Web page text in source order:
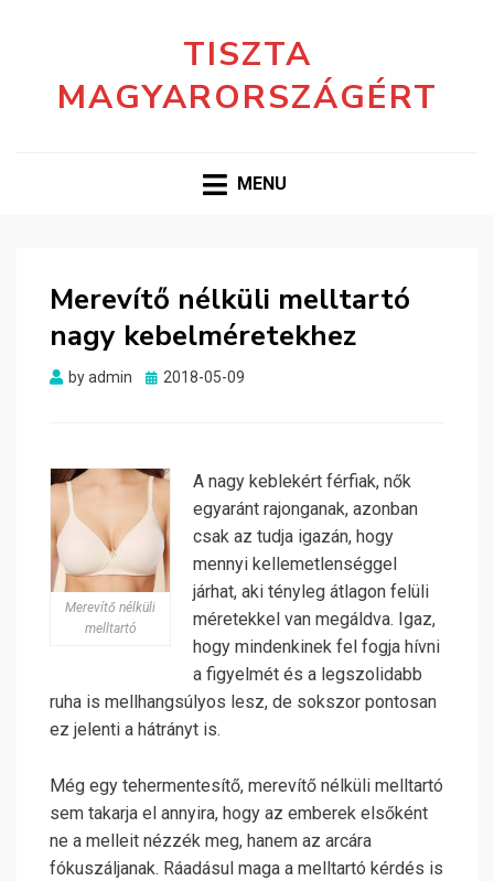
TISZTA
MAGYARORSZÁGÉRT
MENU
Merevítő nélküli melltartó
nagy kebelméretekhez
byadmin
Posted
2018-05-09
Merevítő nélküli
melltartó
A nagy keblekért férfiak, nők
egyaránt rajonganak, azonban
csak az tudja igazán, hogy
mennyi kellemetlenséggel
járhat, aki tényleg átlagon felüli
méretekkel van megáldva. Igaz,
hogy mindenkinek fel fogja hívni
a figyelmét és a legszolidabb
ruha is mellhangsúlyos lesz, de sokszor pontosan
ez jelenti a hátrányt is.
Még egy tehermentesítő, merevítő nélküli melltartó
sem takarja el annyira, hogy az emberek elsőként
ne a melleit nézzék meg, hanem az arcára
fókuszáljanak. Ráadásul maga a melltartó kérdés is